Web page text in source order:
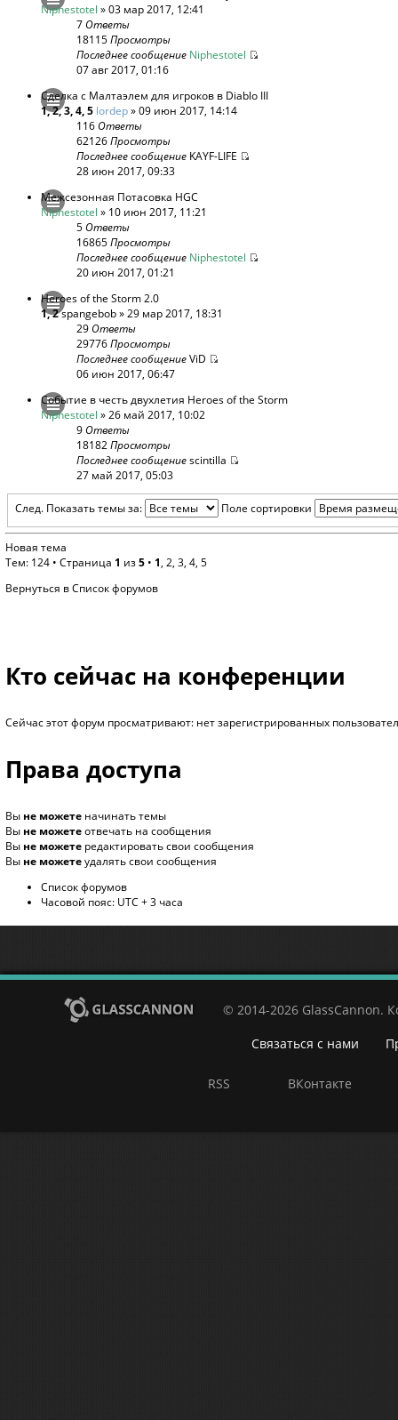
Niphestotel » 03 мар 2017, 12:41
7Ответы
18115Просмотры
Последнее сообщение Niphestotel
07 авг 2017, 01:16
Сделка с Малтаэлем для игроков в Diablo III
1,2,3,4,5 lordep» 09 июн 2017, 14:14
116Ответы
62126Просмотры
Последнее сообщение KAYF-LIFE
28 июн 2017, 09:33
Межсезонная Потасовка HGC
Niphestotel » 10 июн 2017, 11:21
5Ответы
16865Просмотры
Последнее сообщение Niphestotel
20 июн 2017, 01:21
Heroes of the Storm 2.0
1,2spangebob» 29 мар 2017, 18:31
29Ответы
29776Просмотры
Последнее сообщениеViD
06 июн 2017, 06:47
Событие в честь двухлетия Heroes of the Storm
Niphestotel » 26 май 2017, 10:02
9Ответы
18182Просмотры
Последнее сообщениеscintilla
27 май 2017, 05:03
След. Показать темы за: Поле сортировки
Новая тема
Тем: 124 • Страница 1 из5 • 1, 2, 3, 4, 5
Вернуться в Список форумов
Кто сейчас на конференции
Сейчас этот форум просматривают: нет зарегистрированных
Права доступа
Вы не можете начинать темы
Вы не можетеотвечать на сообщения
Вы не можете редактировать свои сообщения
Вы не можетеудалять свои сообщения
Список форумов
Часовой пояс: UTC + 3 часа
© 2014-2026 GlassCannon.
Связаться с нами
RSS ВКонтакте